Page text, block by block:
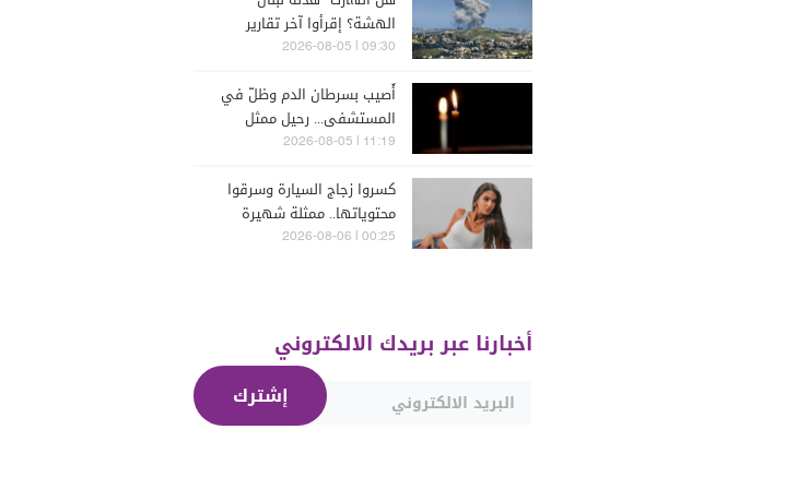
الهشة؟ إقرأوا آخر تقارير
إسرائيلية
09:30 | 2026-08-05
أُصيب بسرطان الدم وظلّ في
المستشفى... رحيل ممثل
مُخضرم عن 74 عاماً
11:19 | 2026-08-05
كسروا زجاج السيارة وسرقوا
محتوياتها.. ممثلة شهيرة
تتعرّض للسرقة في الرملة
00:25 | 2026-08-06
أخبارنا عبر بريدك الالكتروني
إشترك